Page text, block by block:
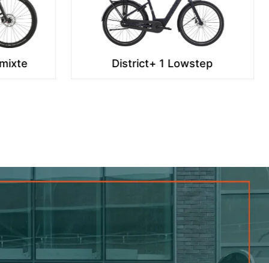
ENDEAVOUR L EXCITE